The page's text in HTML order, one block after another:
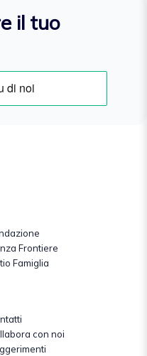
il tuo
Frontiere
Famiglia
con noi